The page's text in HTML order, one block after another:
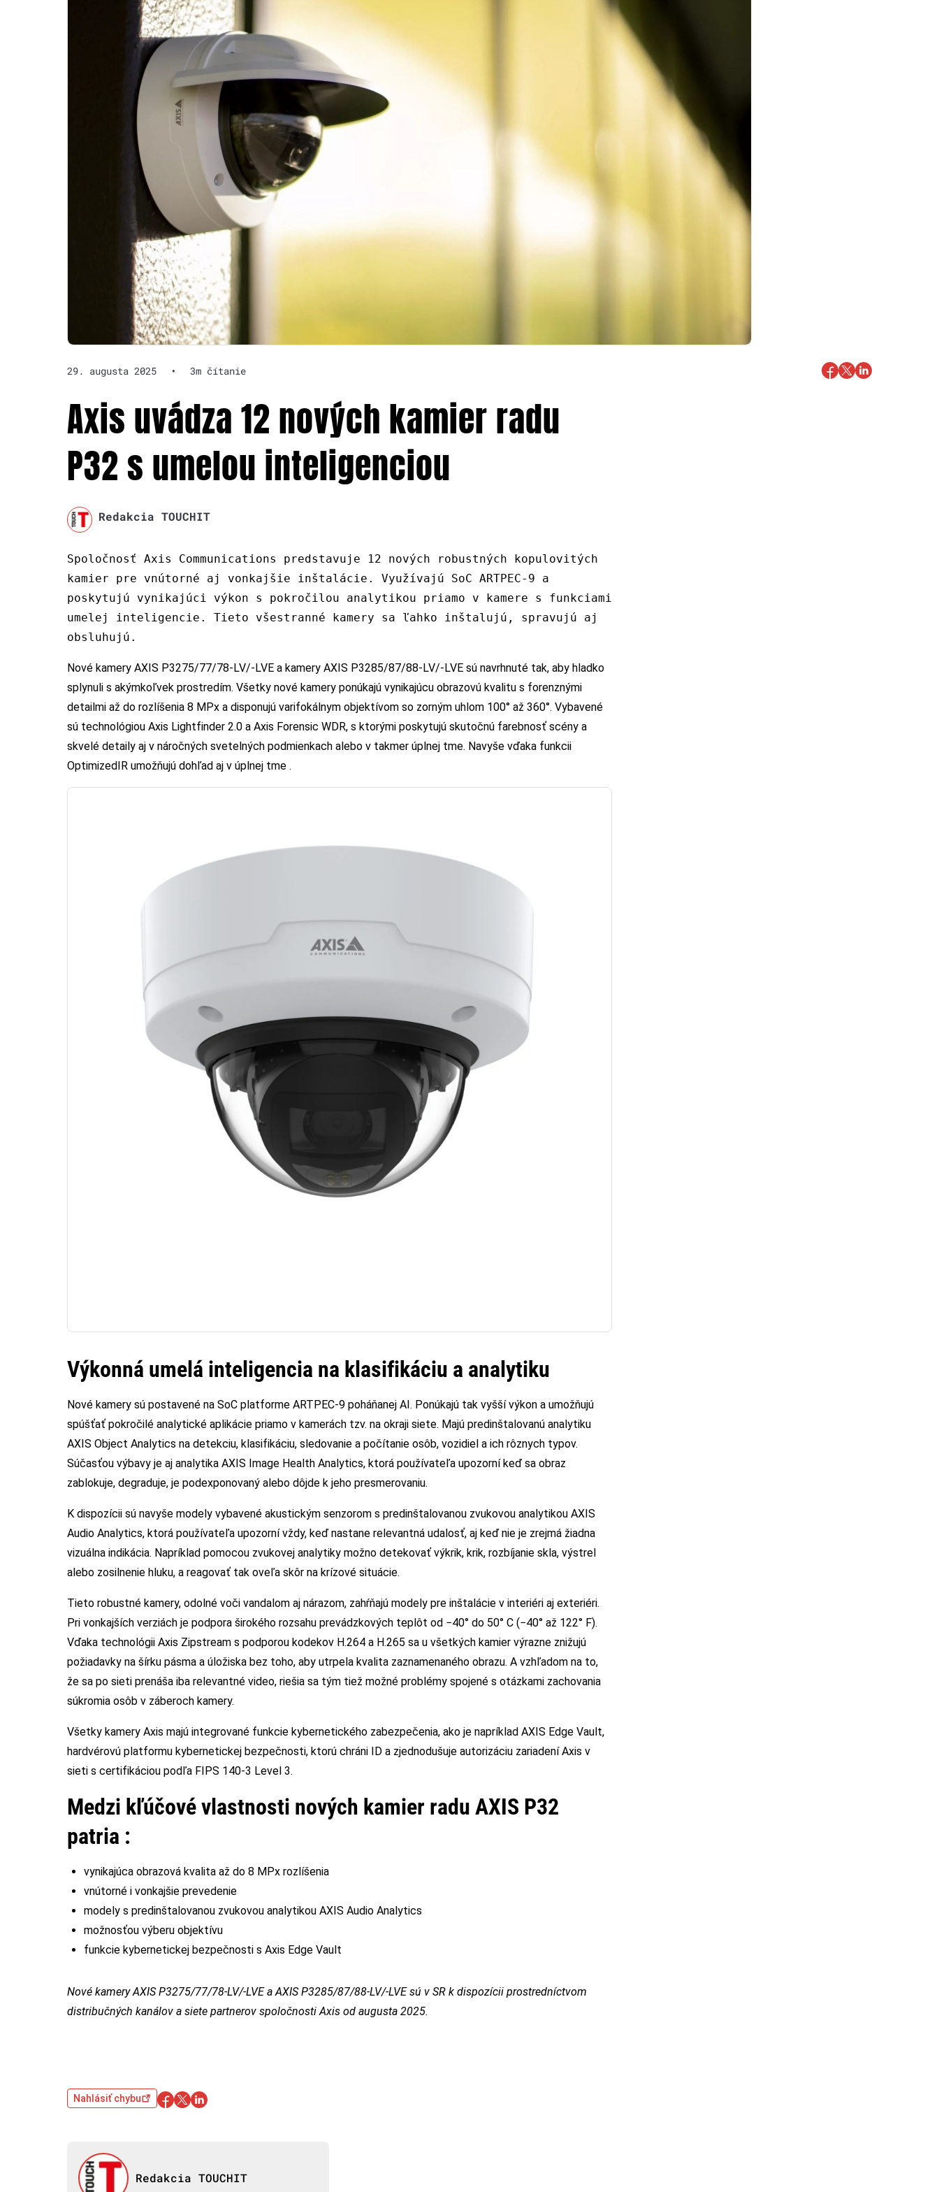
29. augusta 2025 • 3m čítanie
Axis uvádza 12 nových kamier radu
P32 s umelou inteligenciou
Redakcia TOUCHIT
Spoločnosť Axis Communications predstavuje 12 nových robustných kopulovitých
kamier pre vnútorné aj vonkajšie inštalácie. Využívajú SoC ARTPEC-9 a
poskytujú vynikajúci výkon s pokročilou analytikou priamo v kamere s funkciami
umelej inteligencie. Tieto všestranné kamery sa ľahko inštalujú, spravujú aj
obsluhujú.
Nové kamery AXIS P3275/77/78-LV/-LVE a kamery AXIS P3285/87/88-LV/-LVE sú navrhnuté tak, aby hladko
splynuli s akýmkoľvek prostredím. Všetky nové kamery ponúkajú vynikajúcu obrazovú kvalitu s forenznými
detailmi až do rozlíšenia 8 MPx a disponujú varifokálnym objektívom so zorným uhlom 100° až 360°. Vybavené
sú technológiou Axis Lightfinder 2.0 a Axis Forensic WDR, s ktorými poskytujú skutočnú farebnosť scény a
skvelé detaily aj v náročných svetelných podmienkach alebo v takmer úplnej tme. Navyše vďaka funkcii
OptimizedIR umožňujú dohľad aj v úplnej tme .
Výkonná umelá inteligencia na klasifikáciu a analytiku
Nové kamery sú postavené na SoC platforme ARTPEC-9 poháňanej AI. Ponúkajú tak vyšší výkon a umožňujú
spúšťať pokročilé analytické aplikácie priamo v kamerách tzv. na okraji siete. Majú predinštalovanú analytiku
AXIS Object Analytics na detekciu, klasifikáciu, sledovanie a počítanie osôb, vozidiel a ich rôznych typov.
Súčasťou výbavy je aj analytika AXIS Image Health Analytics, ktorá používateľa upozorní keď sa obraz
zablokuje, degraduje, je podexponovaný alebo dôjde k jeho presmerovaniu.
K dispozícii sú navyše modely vybavené akustickým senzorom s predinštalovanou zvukovou analytikou AXIS
Audio Analytics, ktorá používateľa upozorní vždy, keď nastane relevantná udalosť, aj keď nie je zrejmá žiadna
vizuálna indikácia. Napríklad pomocou zvukovej analytiky možno detekovať výkrik, krik, rozbíjanie skla, výstrel
alebo zosilnenie hluku, a reagovať tak oveľa skôr na krízové situácie.
Tieto robustné kamery, odolné voči vandalom aj nárazom, zahŕňajú modely pre inštalácie v interiéri aj exteriéri.
Pri vonkajších verziách je podpora širokého rozsahu prevádzkových teplôt od −40° do 50° C (−40° až 122° F).
Vďaka technológii Axis Zipstream s podporou kodekov H.264 a H.265 sa u všetkých kamier výrazne znižujú
požiadavky na šírku pásma a úložiska bez toho, aby utrpela kvalita zaznamenaného obrazu. A vzhľadom na to,
že sa po sieti prenáša iba relevantné video, riešia sa tým tiež možné problémy spojené s otázkami zachovania
súkromia osôb v záberoch kamery.
Všetky kamery Axis majú integrované funkcie kybernetického zabezpečenia, ako je napríklad AXIS Edge Vault,
hardvérovú platformu kybernetickej bezpečnosti, ktorú chráni ID a zjednodušuje autorizáciu zariadení Axis v
sieti s certifikáciou podľa FIPS 140-3 Level 3.
Medzi kľúčové vlastnosti nových kamier radu AXIS P32
patria :
vynikajúca obrazová kvalita až do 8 MPx rozlíšenia
vnútorné i vonkajšie prevedenie
modely s predinštalovanou zvukovou analytikou AXIS Audio Analytics
možnosťou výberu objektívu
funkcie kybernetickej bezpečnosti s Axis Edge Vault
Nové kamery AXIS P3275/77/78-LV/-LVE a AXIS P3285/87/88-LV/-LVE sú v SR k dispozícii prostredníctvom
distribučných kanálov a siete partnerov spoločnosti Axis od augusta 2025.
Nahlásiť chybu
Redakcia TOUCHIT